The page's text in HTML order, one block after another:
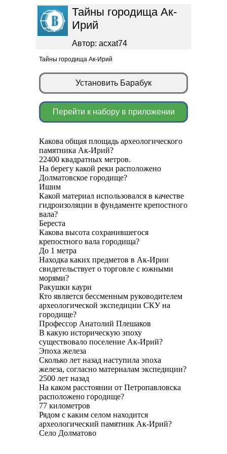
Тайны городища Ак-
Ирий
Автор: acxat74
Тайны городища Ак-Ирий
Установить Барабук
Перейти к набору в приложении
Какова общая площадь археологического
памятника Ак-Ирий?
22400 квадратных метров.
На берегу какой реки расположено
Долматовское городище?
Ишим
Какой материал использовался в качестве
гидроизоляции в фундаменте крепостного
вала?
Береста
Какова высота сохранившегося
крепостного вала городища?
До 1 метра
Находка каких предметов в Ак-Ирии
свидетельствует о торговле с южными
морями?
Ракушки каури
Кто является бессменным руководителем
археологической экспедиции СКУ на
городище?
Профессор Анатолий Плешаков
В какую историческую эпоху
существовало поселение Ак-Ирий?
Эпоха железа
Сколько лет назад наступила эпоха
железа, согласно материалам экспедиции?
2500 лет назад
На каком расстоянии от Петропавловска
расположено городище?
77 километров
Рядом с каким селом находится
археологический памятник Ак-Ирий?
Село Долматово